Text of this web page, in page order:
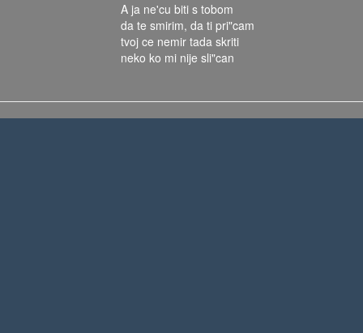
A ja ne'cu biti s tobom
da te smirim, da ti pri"cam
tvoj ce nemir tada skriti
neko ko mi nije sli"can